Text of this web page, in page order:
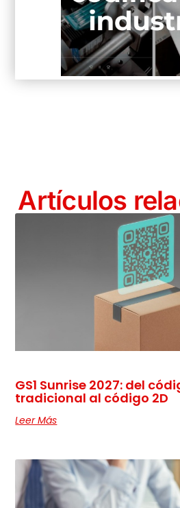
Artículos
GS1 Sunrise 2027: del
tradicional al código 2D
Leer Más